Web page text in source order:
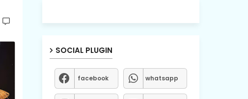
SOCIAL PLUGIN
facebook whatsapp